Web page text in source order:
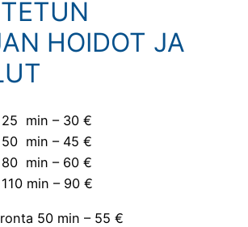
HOIDOT JA
min – 30 €
min – 45 €
min – 60 €
min – 90 €
50 min – 55 €